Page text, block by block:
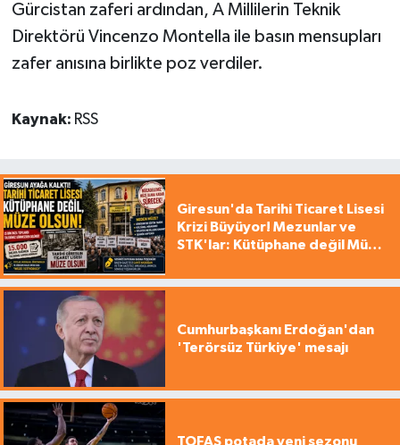
Gürcistan zaferi ardından, A Millilerin Teknik
Direktörü Vincenzo Montella ile basın mensupları
zafer anısına birlikte poz verdiler.
Kaynak: RSS
Giresun'da Tarihi Ticaret Lisesi
Krizi Büyüyor! Mezunlar ve
STK'lar: Kütüphane değil Müze
Cumhurbaşkanı Erdoğan'dan
'Terörsüz Türkiye' mesajı
TOFAŞ potada yeni sezonu